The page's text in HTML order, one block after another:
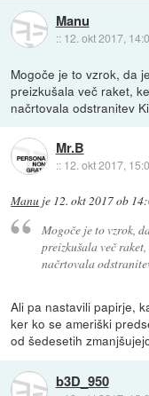
Manu
:: 12. okt 2017,
Mogoče je to vzrok, da
preizkušala več raket,
načrtovala odstranitev
Mr.B
:: 12. okt 2017,
Manu je 12. okt 2017 ob
Mogoče je to vzrok,
preizkušala več
načrtovala
Ali pa nastavili papirje,
ker ko se ameriški
od šedesetih
b3D_950